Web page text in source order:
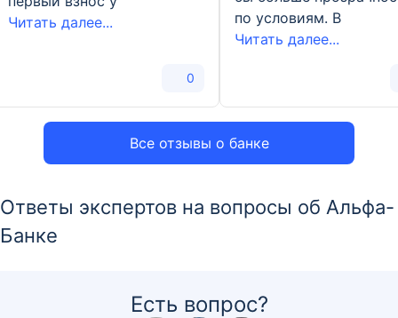
Все отзывы о банке
Читать далее...
0
по условиям. В
Читать далее...
Ответы экспертов на вопросы об Альфа-
Банке
Есть вопрос?